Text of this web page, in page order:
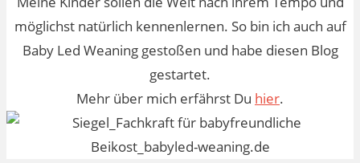
möglichst natürlich kennenlernen. So bin ich auch auf
Baby Led Weaning gestoßen und habe diesen Blog
gestartet.
Mehr über mich erfährst Du hier.